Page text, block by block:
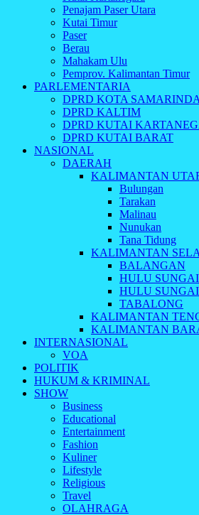
Penajam Paser Utara
Kutai Timur
Paser
Berau
Mahakam Ulu
Pemprov. Kalimantan Timur
PARLEMENTARIA
DPRD KOTA SAMARINDA
DPRD KALTIM
DPRD KUTAI
DPRD KUTAI BARAT
NASIONAL
DAERAH
KALIMANTAN
Bulungan
Tarakan
Malinau
Nunukan
Tana Tidung
KALIMANTAN
BALANGAN
HULU
HULU
TABALONG
KALIMANTAN
KALIMANTAN
INTERNASIONAL
VOA
POLITIK
HUKUM & KRIMINAL
SHOW
Business
Educational
Entertainment
Fashion
Kuliner
Lifestyle
Religious
Travel
OLAHRAGA